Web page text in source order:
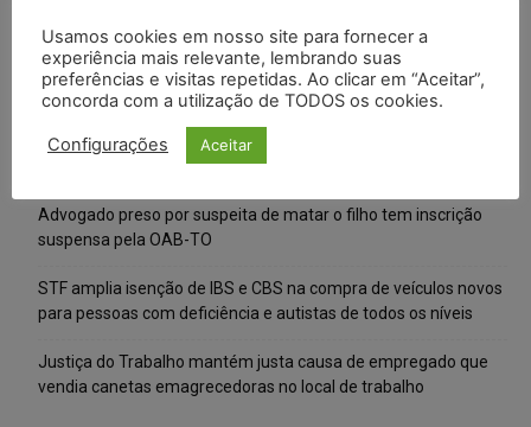
Posts Recentes
Composição da taxa de juros
Meta é alvo de denúncia após anúncios com conteúdo sexual
infantil gerado por IA circularem em suas plataformas
Advogado preso por suspeita de matar o filho tem inscrição
suspensa pela OAB-TO
STF amplia isenção de IBS e CBS na compra de veículos novos
para pessoas com deficiência e autistas de todos os níveis
Justiça do Trabalho mantém justa causa de empregado que
vendia canetas emagrecedoras no local de trabalho
Usamos cookies em nosso site para fornecer a
experiência mais relevante, lembrando suas
preferências e visitas repetidas. Ao clicar em “Aceitar”,
concorda com a utilização de TODOS os cookies.
Configurações Aceitar